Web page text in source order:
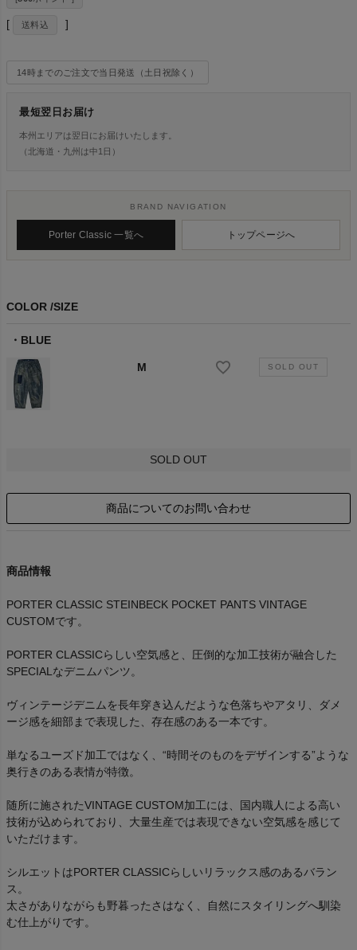
送料込
14時までのご注文で当日発送（土日祝除く）
最短翌日お届け
本州エリアは翌日にお届けいたします。
（北海道・九州は中1日）
BRAND NAVIGATION
Porter Classic 一覧へ トップページへ
COLOR SIZE
BLUE
M
SOLD OUT
商品についてのお問い合わせ
商品情報
PORTER CLASSIC STEINBECK POCKET PANTS VINTAGE
CUSTOMです。
PORTER CLASSICらしい空気感と、圧倒的な加工技術が融合した
SPECIALなデニムパンツ。
ヴィンテージデニムを長年穿き込んだような色落ちやアタリ、ダメ
ージ感を細部まで表現した、存在感のある一本です。
単なるユーズド加工ではなく、“時間そのものをデザインする”ような
奥行きのある表情が特徴。
随所に施されたVINTAGE CUSTOM加工には、国内職人による高い
技術が込められており、大量生産では表現できない空気感を感じて
いただけます。
シルエットはPORTER CLASSICらしいリラックス感のあるバラン
ス。
太さがありながらも野暮ったさはなく、自然にスタイリングへ馴染
む仕上がりです。